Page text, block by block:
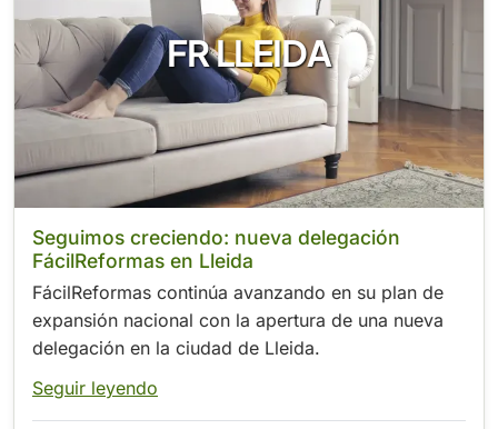
FR LLEIDA
Seguimos creciendo: nueva delegación
FácilReformas en Lleida
FácilReformas continúa avanzando en su plan de
expansión nacional con la apertura de una nueva
delegación en la ciudad de Lleida.
Seguir leyendo